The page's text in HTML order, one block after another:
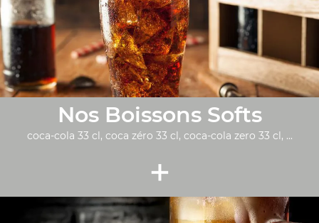
Nos Boissons Softs
coca-cola 33 cl, coca zéro 33 cl, coca-cola zero 33 cl, ...
+